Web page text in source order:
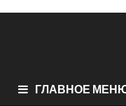
ГЛАВНОЕ